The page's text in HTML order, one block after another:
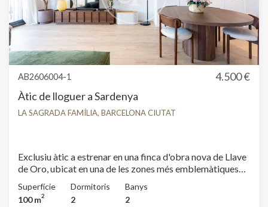
AB2606004-1
4.500 €
Àtic de lloguer a Sardenya
LA SAGRADA FAMÍLIA, BARCELONA CIUTAT
Exclusiu àtic a estrenar en una finca d'obra nova de Llave
de Oro, ubicat en una de les zones més emblemàtiques
lluminós i totalment equipat, dissenyat per oferir el
màxim confort en estades temporals. Aquest
Superfície
100 m2
Dormitoris
2
Banys
2